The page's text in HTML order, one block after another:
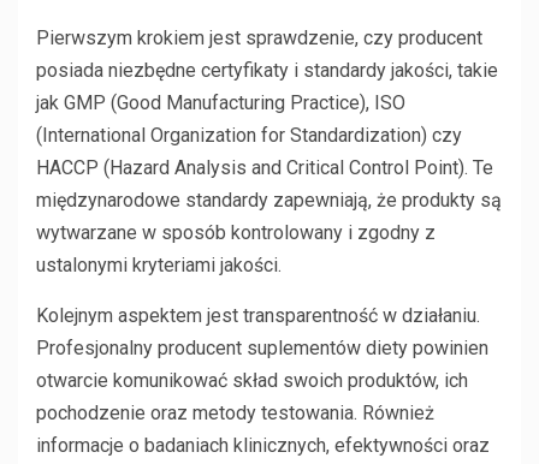
Pierwszym krokiem jest sprawdzenie, czy producent
posiada niezbędne certyfikaty i standardy jakości, takie
jak GMP (Good Manufacturing Practice), ISO
(International Organization for Standardization) czy
HACCP (Hazard Analysis and Critical Control Point). Te
międzynarodowe standardy zapewniają, że produkty są
wytwarzane w sposób kontrolowany i zgodny z
ustalonymi kryteriami jakości.
Kolejnym aspektem jest transparentność w działaniu.
Profesjonalny producent suplementów diety powinien
otwarcie komunikować skład swoich produktów, ich
pochodzenie oraz metody testowania. Również
informacje o badaniach klinicznych, efektywności oraz